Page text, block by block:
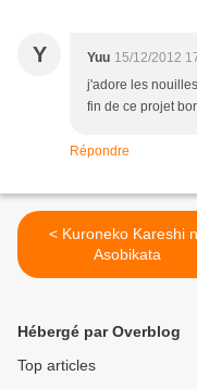
Y Yuu 15/12/2012
j'adore les
fin de ce projet
Répondre
< Kuroneko Kareshi no
Asobikata
Hébergé par Overblog
Top articles